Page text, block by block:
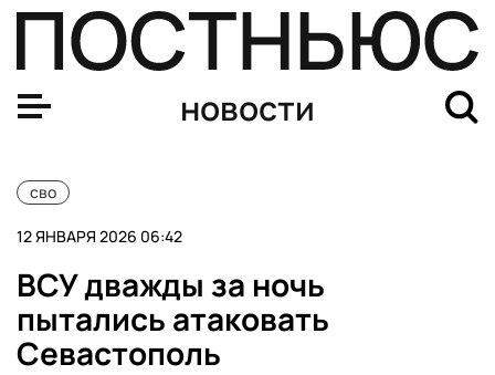
новости
сво
12 ЯНВАРЯ 2026 06:42
ВСУ дважды за ночь
пытались атаковать
Севастополь
Системы ПВО перехватили дроны ВСУ в шести